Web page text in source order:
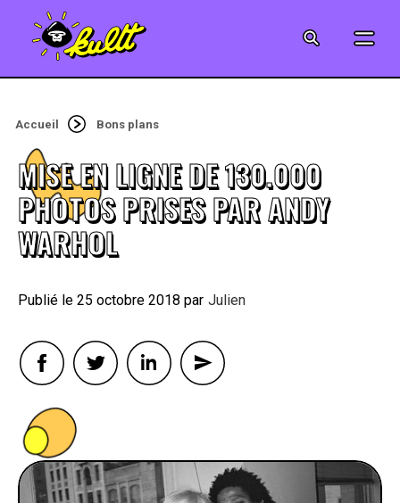
MUSIQUE
ART
JEUX-VIDÉO
VINTAGE
FOOD
Accueil Bons plans
MISE EN LIGNE DE 130.000
PHOTOS PRISES PAR ANDY
WARHOL
25 octobre 2018 By Julien